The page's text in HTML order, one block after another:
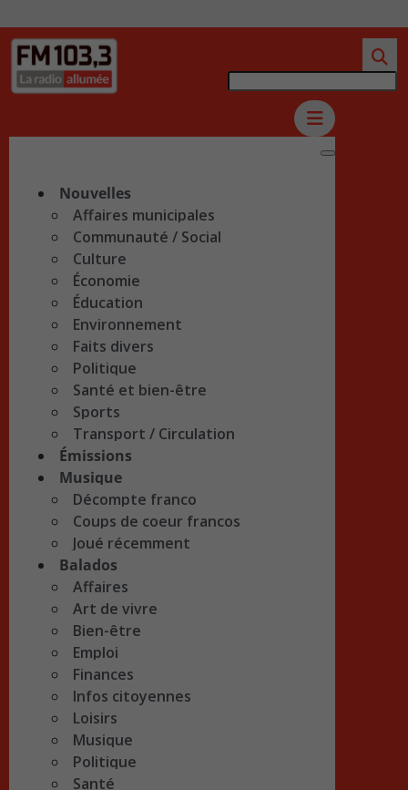
Nouvelles
Affaires municipales
Communauté / Social
Culture
Économie
Éducation
Environnement
Faits divers
Politique
Santé et bien-être
Sports
Transport / Circulation
Émissions
Musique
Décompte franco
Coups de coeur francos
Joué récemment
Balados
Affaires
Art de vivre
Bien-être
Emploi
Finances
Infos citoyennes
Loisirs
Musique
Politique
Santé